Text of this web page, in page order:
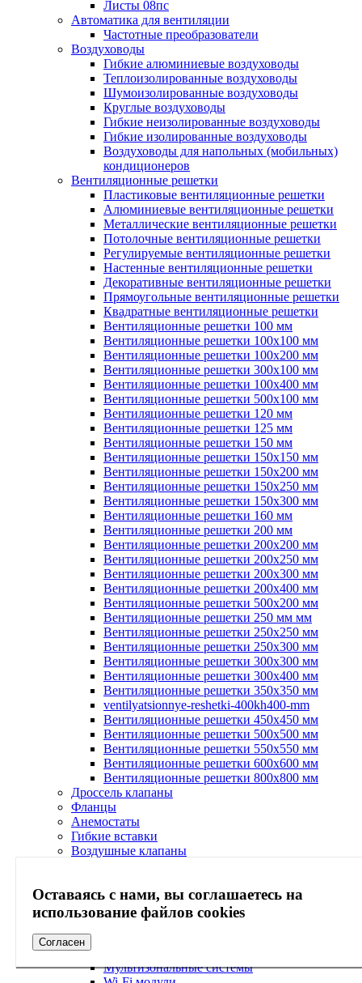
Оставаясь с нами, вы соглашаетесь на
использование файлов cookies
Согласен
Листы 08пс
Автоматика для вентиляции
Частотные преобразователи
Воздуховоды
Гибкие алюминиевые воздуховоды
Теплоизолированные воздуховоды
Шумоизолированные воздуховоды
Круглые воздуховоды
Гибкие неизолированные воздуховоды
Гибкие изолированные воздуховоды
Воздуховоды для напольных (мобильных)
кондиционеров
Вентиляционные решетки
Пластиковые вентиляционные решетки
Алюминиевые вентиляционные решетки
Металлические вентиляционные решетки
Потолочные вентиляционные решетки
Регулируемые вентиляционные решетки
Настенные вентиляционные решетки
Декоративные вентиляционные решетки
Прямоугольные вентиляционные решетки
Квадратные вентиляционные решетки
Вентиляционные решетки 100 мм
Вентиляционные решетки 100х100 мм
Вентиляционные решетки 100х200 мм
Вентиляционные решетки 300х100 мм
Вентиляционные решетки 100х400 мм
Вентиляционные решетки 500х100 мм
Вентиляционные решетки 120 мм
Вентиляционные решетки 125 мм
Вентиляционные решетки 150 мм
Вентиляционные решетки 150х150 мм
Вентиляционные решетки 150х200 мм
Вентиляционные решетки 150х250 мм
Вентиляционные решетки 150х300 мм
Вентиляционные решетки 160 мм
Вентиляционные решетки 200 мм
Вентиляционные решетки 200х200 мм
Вентиляционные решетки 200х250 мм
Вентиляционные решетки 200х300 мм
Вентиляционные решетки 200х400 мм
Вентиляционные решетки 500х200 мм
Вентиляционные решетки 250 мм мм
Вентиляционные решетки 250х250 мм
Вентиляционные решетки 250х300 мм
Вентиляционные решетки 300х300 мм
Вентиляционные решетки 300х400 мм
Вентиляционные решетки 350х350 мм
ventilyatsionnye-reshetki-400kh400-mm
Вентиляционные решетки 450х450 мм
Вентиляционные решетки 500х500 мм
Вентиляционные решетки 550х550 мм
Вентиляционные решетки 600х600 мм
Вентиляционные решетки 800х800 мм
Дроссель клапаны
Фланцы
Анемостаты
Гибкие вставки
Воздушные клапаны
Кондиционеры
Бытовые системы кондиционирования
Мультисистемы кондиционирования
Мультизональные системы